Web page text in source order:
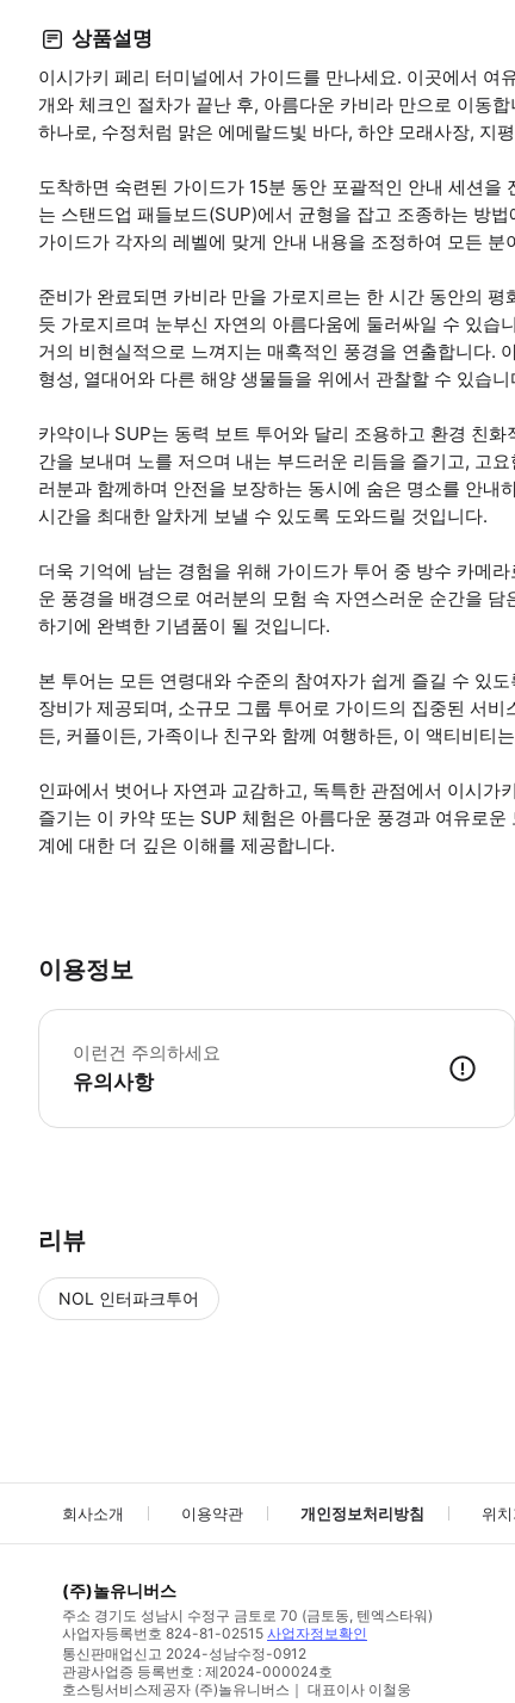
상품설명
이시가키 페리 터미널에서 가이드를 만나세요. 이곳에서
개와 체크인 절차가 끝난 후, 아름다운 카비라 만으로 이동
하나로, 수정처럼 맑은 에메랄드빛 바다, 하얀 모래사장, 지
도착하면 숙련된 가이드가 15분 동안 포괄적인 안내 세션
는 스탠드업 패들보드(SUP)에서 균형을 잡고 조종하는 방
가이드가 각자의 레벨에 맞게 안내 내용을 조정하여 모든
준비가 완료되면 카비라 만을 가로지르는 한 시간 동안의
듯 가로지르며 눈부신 자연의 아름다움에 둘러싸일 수 있습
거의 비현실적으로 느껴지는 매혹적인 풍경을 연출합니다.
형성, 열대어와 다른 해양 생물들을 위에서 관찰할 수 있습니
카약이나 SUP는 동력 보트 투어와 달리 조용하고 환경 친
간을 보내며 노를 저으며 내는 부드러운 리듬을 즐기고, 고
러분과 함께하며 안전을 보장하는 동시에 숨은 명소를 안
시간을 최대한 알차게 보낼 수 있도록 도와드릴 것입니다.
더욱 기억에 남는 경험을 위해 가이드가 투어 중 방수 카메
운 풍경을 배경으로 여러분의 모험 속 자연스러운 순간을
하기에 완벽한 기념품이 될 것입니다.
본 투어는 모든 연령대와 수준의 참여자가 쉽게 즐길 수 있
장비가 제공되며, 소규모 그룹 투어로 가이드의 집중된 서
든, 커플이든, 가족이나 친구와 함께 여행하든, 이 액티비티
인파에서 벗어나 자연과 교감하고, 독특한 관점에서 이시가
즐기는 이 카약 또는 SUP 체험은 아름다운 풍경과 여유로
계에 대한 더 깊은 이해를 제공합니다.
이용정보
이런건 주의하세요
유의사항
리뷰
NOL 인터파크투어
회사소개 이용약관 개인정보처리방침 위
(주)놀유니버스
주소 경기도 성남시 수정구 금토로 70 (금토동, 텐엑스타워)
사업자등록번호 824-81-02515 사업자정보확인
통신판매업신고 2024-성남수정-0912
관광사업증 등록번호 : 제2024-000024호
호스팅서비스제공자 (주)놀유니버스｜ 대표이사 이철웅